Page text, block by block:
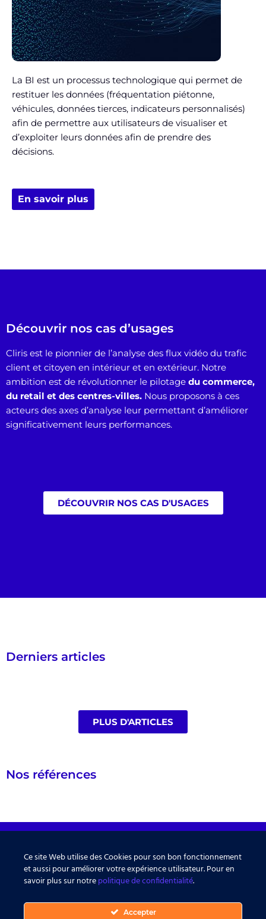
La BI est un processus technologique qui permet de
restituer les données (fréquentation piétonne,
véhicules, données tierces, indicateurs personnalisés)
afin de permettre aux utilisateurs de visualiser et
d’exploiter leurs données afin de prendre des
décisions.
En savoir plus
Découvrir nos cas d’usages
Cliris est le pionnier de l’analyse des flux vidéo du trafic
client et citoyen en intérieur et en extérieur. Notre
ambition est de révolutionner le pilotage du commerce,
du retail et des centres-villes. Nous proposons à ces
acteurs des axes d’analyse leur permettant d’améliorer
significativement leurs performances.
DÉCOUVRIR NOS CAS D'USAGES
Derniers articles
PLUS D'ARTICLES
Nos références
Chaque mois, des actualités autour de l’IA, du BI et
bien plus encore.
Ce site Web utilise des Cookies pour son bon fonctionnement
et aussi pour améliorer votre expérience utilisateur. Pour en
savoir plus sur notrepolitique de confidentialité.
Accepter